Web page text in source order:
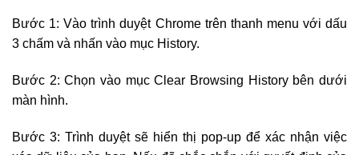
Bước 1: Vào trình duyệt Chrome trên thanh menu với dấu
3 chấm và nhấn vào mục History.
Bước 2: Chọn vào mục Clear Browsing History bên dưới
màn hình.
Bước 3: Trình duyệt sẽ hiển thị pop-up để xác nhận việc